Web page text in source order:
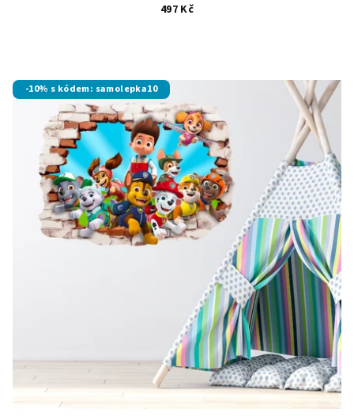
497 Kč
5,0
z
5
hvězdiček.
-10% s kódem: samolepka10